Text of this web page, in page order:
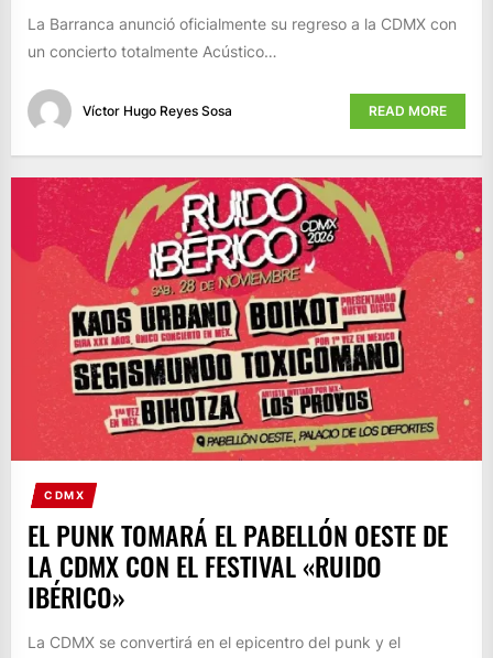
La Barranca anunció oficialmente su regreso a la CDMX con
un concierto totalmente Acústico…
Víctor Hugo Reyes Sosa READ MORE
CDMX
EL PUNK TOMARÁ EL PABELLÓN OESTE DE
LA CDMX CON EL FESTIVAL «RUIDO
IBÉRICO»
La CDMX se convertirá en el epicentro del punk y el